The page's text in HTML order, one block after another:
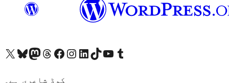
Visit our X (formerly Twitter) account
ہمارے بلیواسکائی اکاؤنٹ پر جائیں
Visit our Mastodon account
ہمارے ٹھریڈز اکاؤنٹ پر جائیں
Visit our Facebook page
Visit our Instagram account
Visit our LinkedIn account
ہمارے ٹک ٹاک اکاؤنٹ پر جائیں
Visit our YouTube channel
ہمارے ٹمبلر اکاؤنٹ پر جائیں
کوڈ شاعری ہے۔